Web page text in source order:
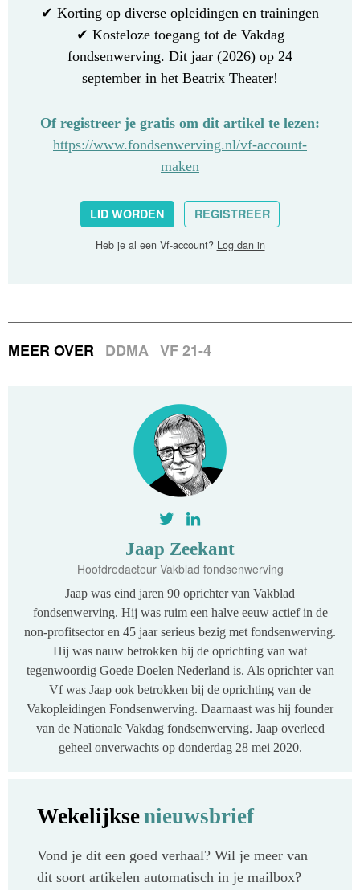
✔ Korting op diverse opleidingen en trainingen
✔ Kosteloze toegang tot de Vakdag
fondsenwerving. Dit jaar (2026) op 24
september in het Beatrix Theater!
Of registreer je gratis om dit artikel te lezen:
https://www.fondsenwerving.nl/vf-account-
maken
LID WORDEN REGISTREER
Heb je al een Vf-account? Log dan in
MEER OVER DDMA VF 21-4
Jaap Zeekant
Hoofdredacteur Vakblad fondsenwerving
Jaap was eind jaren 90 oprichter van Vakblad
fondsenwerving. Hij was ruim een halve eeuw actief in de
non-profitsector en 45 jaar serieus bezig met fondsenwerving.
Hij was nauw betrokken bij de oprichting van wat
tegenwoordig Goede Doelen Nederland is. Als oprichter van
Vf was Jaap ook betrokken bij de oprichting van de
Vakopleidingen Fondsenwerving. Daarnaast was hij founder
van de Nationale Vakdag fondsenwerving. Jaap overleed
geheel onverwachts op donderdag 28 mei 2020.
Wekelijksenieuwsbrief
Vond je dit een goed verhaal? Wil je meer van
dit soort artikelen automatisch in je mailbox?